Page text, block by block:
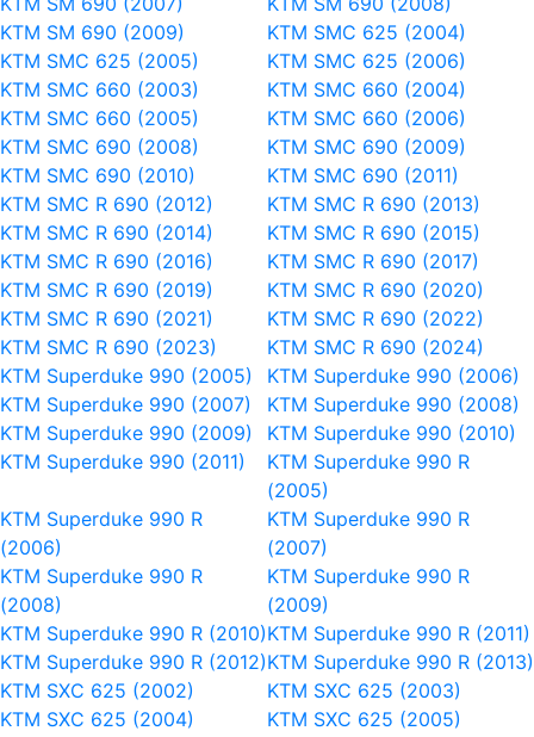
KTM SM 690 (2009)
KTM SMC 625 (2004)
KTM SMC 625 (2005)
KTM SMC 625 (2006)
KTM SMC 660 (2003)
KTM SMC 660 (2004)
KTM SMC 660 (2005)
KTM SMC 660 (2006)
KTM SMC 690 (2008)
KTM SMC 690 (2009)
KTM SMC 690 (2010)
KTM SMC 690 (2011)
KTM SMC R 690 (2012)
KTM SMC R 690 (2013)
KTM SMC R 690 (2014)
KTM SMC R 690 (2015)
KTM SMC R 690 (2016)
KTM SMC R 690 (2017)
KTM SMC R 690 (2019)
KTM SMC R 690 (2020)
KTM SMC R 690 (2021)
KTM SMC R 690 (2022)
KTM SMC R 690 (2023)
KTM SMC R 690 (2024)
KTM Superduke 990 (2005)
KTM Superduke 990 (2006)
KTM Superduke 990 (2007)
KTM Superduke 990 (2008)
KTM Superduke 990 (2009)
KTM Superduke 990 (2010)
KTM Superduke 990 (2011)
KTM Superduke 990 R
(2005)
KTM Superduke 990 R
(2006)
KTM Superduke 990 R
(2007)
KTM Superduke 990 R
(2008)
KTM Superduke 990 R
(2009)
KTM Superduke 990 R (2010)KTM Superduke 990 R (2011)
KTM Superduke 990 R (2012)KTM Superduke 990 R (2013)
KTM SXC 625 (2002)
KTM SXC 625 (2003)
KTM SXC 625 (2004)
KTM SXC 625 (2005)